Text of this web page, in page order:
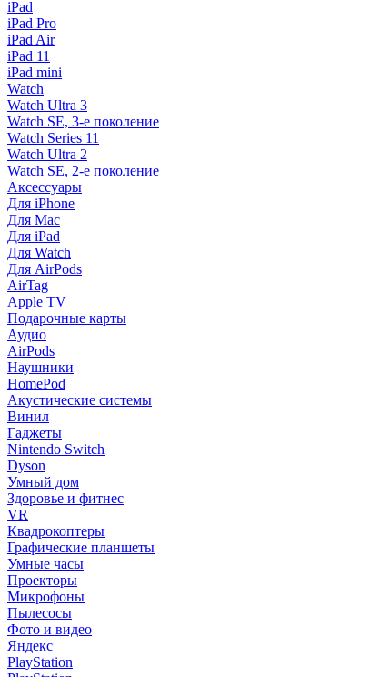
iPad
iPad Pro
iPad Air
iPad 11
iPad mini
Watch
Watch Ultra 3
Watch SE, 3-е поколение
Watch Series 11
Watch Ultra 2
Watch SE, 2-е поколение
Аксессуары
Для iPhone
Для Mac
Для iPad
Для Watch
Для AirPods
AirTag
Apple TV
Подарочные карты
Аудио
AirPods
Наушники
HomePod
Акустические системы
Винил
Гаджеты
Nintendo Switch
Dyson
Умный дом
Здоровье и фитнес
VR
Квадрокоптеры
Графические планшеты
Умные часы
Проекторы
Микрофоны
Пылесосы
Фото и видео
Яндекс
PlayStation